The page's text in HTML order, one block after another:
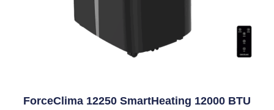
ForceClima 12250 SmartHeating 12000 BTU